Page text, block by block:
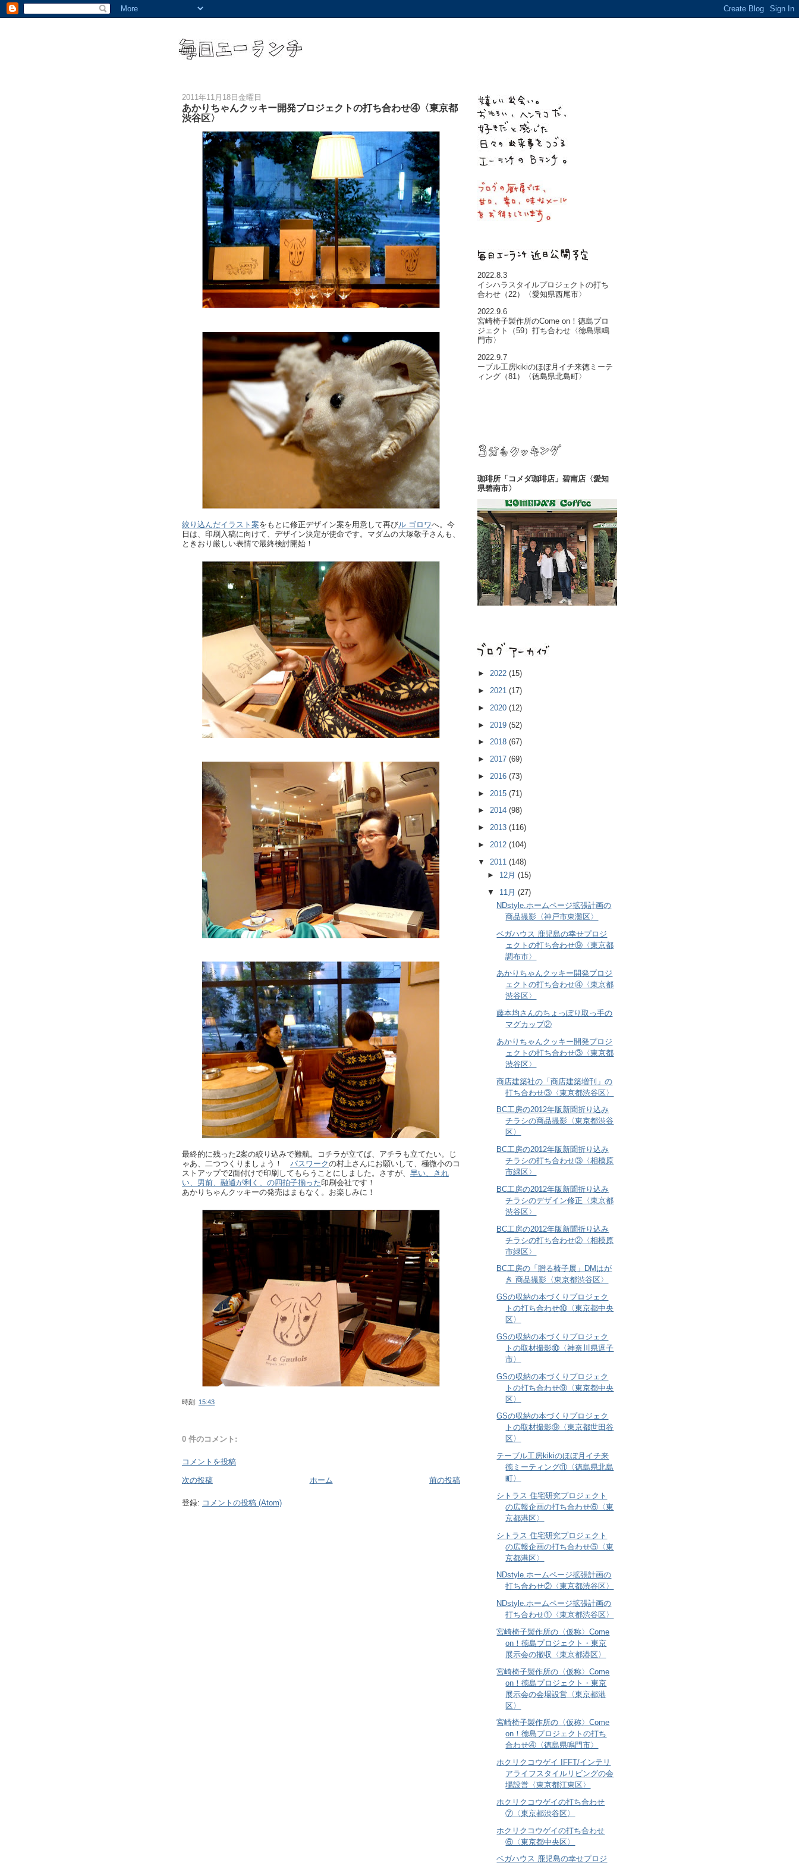
2011年11月18日金曜日
あかりちゃんクッキー開発プロジェクトの打ち合わせ④〈東京都
渋谷区〉
絞り込んだイラスト案をもとに修正デザイン案を用意して再びル ゴロワへ。今
日は、印刷入稿に向けて、デザイン決定が使命です。マダムの大塚敬子さんも、
ときおり厳しい表情で最終検討開始！
最終的に残った2案の絞り込みで難航。コチラが立てば、アチラも立てたい。じ
ゃあ、二つつくりましょう！ パスワークの村上さんにお願いして、極微小のコ
ストアップで2面付けで印刷してもらうことにしました。さすが、 早い、きれ
い、男前、融通が利く、の四拍子揃った印刷会社です！
あかりちゃんクッキーの発売はまもなく。お楽しみに！
時刻: 15:43
0 件のコメント:
コメントを投稿
次の投稿 前の投稿
ホーム
登録: コメントの投稿 (Atom)
2022.8.3
イシハラスタイルプロジェクトの打ち
合わせ（22）〈愛知県西尾市〉
2022.9.6
宮崎椅子製作所のCome on！徳島プロ
ジェクト（59）打ち合わせ〈徳島県鳴
門市〉
2022.9.7
ーブル工房kikiのほぼ月イチ来徳ミーテ
ィング（81）〈徳島県北島町〉
珈琲所「コメダ珈琲店」碧南店〈愛知
県碧南市〉
► 2022 (15)
► 2021 (17)
► 2020 (12)
► 2019 (52)
► 2018 (67)
► 2017 (69)
► 2016 (73)
► 2015 (71)
► 2014 (98)
► 2013 (116)
► 2012 (104)
▼ 2011 (148)
► 12月 (15)
▼ 11月 (27)
NDstyle.ホームページ拡張計画の
商品撮影〈神戸市東灘区〉
ベガハウス 鹿児島の幸せプロジ
ェクトの打ち合わせ⑨〈東京都
調布市〉
あかりちゃんクッキー開発プロジ
ェクトの打ち合わせ④〈東京都
渋谷区〉
藤本均さんのちょっぽり取っ手の
マグカップ②
あかりちゃんクッキー開発プロジ
ェクトの打ち合わせ③〈東京都
渋谷区〉
商店建築社の「商店建築増刊」の
打ち合わせ③〈東京都渋谷区〉
BC工房の2012年版新聞折り込み
チラシの商品撮影〈東京都渋谷
区〉
BC工房の2012年版新聞折り込み
チラシの打ち合わせ③〈相模原
市緑区〉
BC工房の2012年版新聞折り込み
チラシのデザイン修正〈東京都
渋谷区〉
BC工房の2012年版新聞折り込み
チラシの打ち合わせ②〈相模原
市緑区〉
BC工房の「贈る椅子展」DMはが
き 商品撮影〈東京都渋谷区〉
GSの収納の本づくりプロジェク
トの打ち合わせ⑩〈東京都中央
区〉
GSの収納の本づくりプロジェク
トの取材撮影⑩〈神奈川県逗子
市〉
GSの収納の本づくりプロジェク
トの打ち合わせ⑨〈東京都中央
区〉
GSの収納の本づくりプロジェク
トの取材撮影⑨〈東京都世田谷
区〉
テーブル工房kikiのほぼ月イチ来
徳ミーティング⑪〈徳島県北島
町〉
シトラス 住宅研究プロジェクト
の広報企画の打ち合わせ⑥〈東
京都港区〉
シトラス 住宅研究プロジェクト
の広報企画の打ち合わせ⑤〈東
京都港区〉
NDstyle.ホームページ拡張計画の
打ち合わせ②〈東京都渋谷区〉
NDstyle.ホームページ拡張計画の
打ち合わせ①〈東京都渋谷区〉
宮崎椅子製作所の〈仮称〉Come
on！徳島プロジェクト・東京
展示会の撤収〈東京都港区〉
宮崎椅子製作所の〈仮称〉Come
on！徳島プロジェクト・東京
展示会の会場設営〈東京都港
区〉
宮崎椅子製作所の〈仮称〉Come
on！徳島プロジェクトの打ち
合わせ④〈徳島県鳴門市〉
ホクリクコウゲイ IFFT/インテリ
アライフスタイルリビングの会
場設営〈東京都江東区〉
ホクリクコウゲイの打ち合わせ
⑦〈東京都渋谷区〉
ホクリクコウゲイの打ち合わせ
⑥〈東京都中央区〉
ベガハウス 鹿児島の幸せプロジ